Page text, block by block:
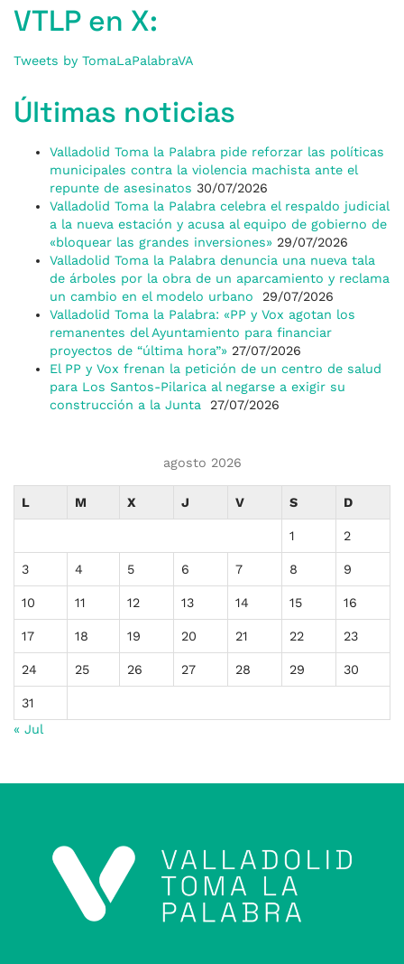
VTLP en X:
Tweets by TomaLaPalabraVA
Últimas noticias
Valladolid Toma la Palabra pide reforzar las políticas
municipales contra la violencia machista ante el
repunte de asesinatos 30/07/2026
Valladolid Toma la Palabra celebra el respaldo judicial
a la nueva estación y acusa al equipo de gobierno de
«bloquear las grandes inversiones» 29/07/2026
Valladolid Toma la Palabra denuncia una nueva tala
de árboles por la obra de un aparcamiento y reclama
un cambio en el modelo urbano
29/07/2026
Valladolid Toma la Palabra: «PP y Vox agotan los
remanentes del Ayuntamiento para financiar
proyectos de “última hora”» 27/07/2026
El PP y Vox frenan la petición de un centro de salud
para Los Santos-Pilarica al negarse a exigir su
construcción a la Junta
27/07/2026
agosto 2026
L M X J V S D
1 2
3 4 5 6 7 8 9
10 11 12 13 14 15 16
17 18 19 20 21 22 23
24 25 26 27 28 29 30
31
« Jul